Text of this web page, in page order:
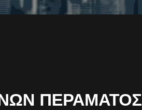
ΠΕΡΆΜΑΤΟΣ